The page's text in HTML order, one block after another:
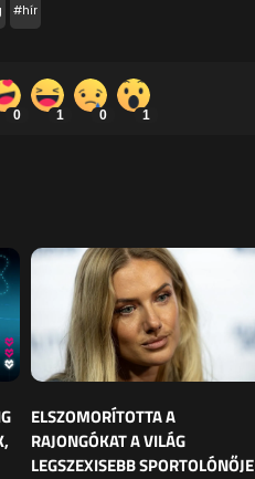
#hír
0 1 0 1
ELSZOMORÍTOTTA A
RAJONGÓKAT A VILÁG
LEGSZEXISEBB SPORTOLÓNŐJE